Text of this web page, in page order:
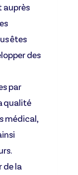
auprès
êtes
des
par
qualité
médical,
de la